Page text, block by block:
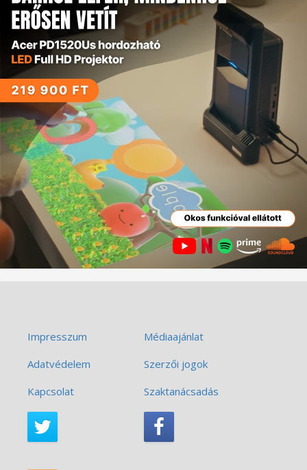
Impresszum
Médiaajánlat
Adatvédelem
Szerzői jogok
Kapcsolat
Szaktanácsadás